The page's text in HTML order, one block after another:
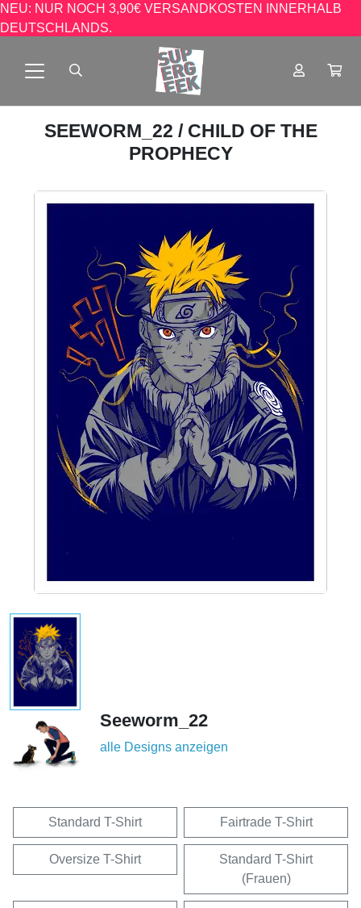
NEU: NUR NOCH 3,90€ VERSANDKOSTEN INNERHALB
DEUTSCHLANDS.
SEEWORM_22 / CHILD OF THE
PROPHECY
Seeworm_22
alle Designs anzeigen
Standard T-Shirt Fairtrade T-Shirt
Oversize T-Shirt
Standard T-Shirt
(Frauen)